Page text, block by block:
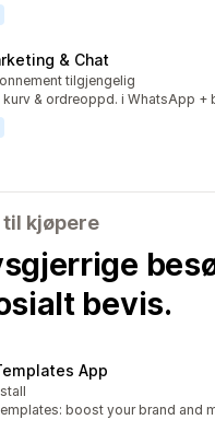
& Chat
tilgjengelig
kurv & ordreoppd. i WhatsApp +
til kjøpere
bevis.
App
boost your brand and